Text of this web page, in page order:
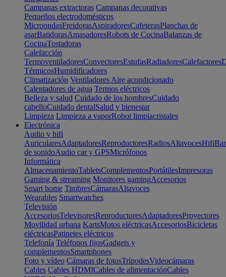
Campanas extractoras Campanas decorativas
Pequeños electrodomésticos
MicroondasFreidorasAspiradoresCafeterasPlanchas de
asarBatidorasAmasadoresRobots de CocinaBalanzas de
CocinaTostadoras
Calefacción
TermoventiladoresConvectoresEstufasRadiadoresCalefactores
TérmicosHumidificadores
Climatización Ventiladores Aire acondicionado
Calentadores de agua Termos eléctricos
Belleza y salud Cuidado de los hombresCuidado
cabelloCuidado dentalSalud y bienestar
Limpieza Limpieza a vaporRobot limpiacristales
Electrónica
Audio y hifi
AuricularesAdaptadoresReproductoresRadiosAltavocesHifi
de sonidoAudio car y GPSMicrófonos
Informática
AlmacenamientoTabletsComplementosPortátilesImpresoras
Gaming & streaming Monitores gamingAccesorios
Smart home TimbresCámarasAltavoces
Wearables Smartwatches
Televisión
AccesoriosTelevisoresReproductoresAdaptadoresProyectores
Movilidad urbana KartsMotos eléctricasAccesoriosBicicletas
eléctricasPatinetes eléctricos
Telefonía Teléfonos fijosGadgets y
complementosSmartphones
Foto y vídeo Cámaras de fotosTrípodesVideocámaras
Cables Cables HDMICables de alimentaciónCables